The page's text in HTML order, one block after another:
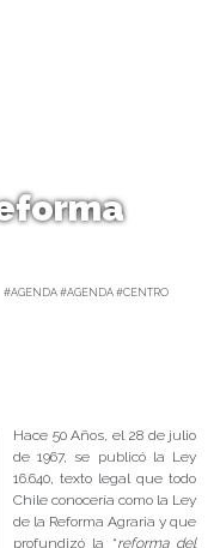
#AGENDA #AGENDA #CENTRO
Hace 50 Años, el 28 de julio
de 1967, se publicó la Ley
16.640, texto legal que todo
Chile conocería como la Ley
de la Reforma Agraria y que
profundizó la “reforma del